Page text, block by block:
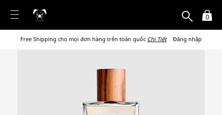
0
Free Shipping cho mọi đơn hàng trên toàn quốc Chi Tiết Đăng nhập